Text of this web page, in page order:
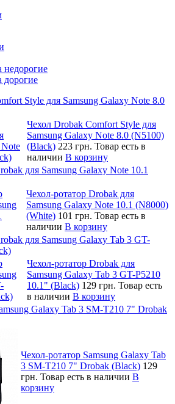
недорогие
дорогие
Style для Samsung Galaxy Note 8.0
Чехол Drobak Comfort Style для
Samsung Galaxy Note 8.0 (N5100)
(Black) 223 грн. Товар есть в
наличии В корзину
для Samsung Galaxy Note 10.1
Чехол-ротатор Drobak для
Samsung Galaxy Note 10.1 (N8000)
(White) 101 грн. Товар есть в
наличии В корзину
для Samsung Galaxy Tab 3 GT-
Чехол-ротатор Drobak для
Samsung Galaxy Tab 3 GT-P5210
10.1" (Black) 129 грн. Товар есть
в наличии В корзину
Galaxy Tab 3 SM-T210 7" Drobak
Чехол-ротатор Samsung Galaxy Tab
3 SM-T210 7" Drobak (Black) 129
грн. Товар есть в наличии В
корзину